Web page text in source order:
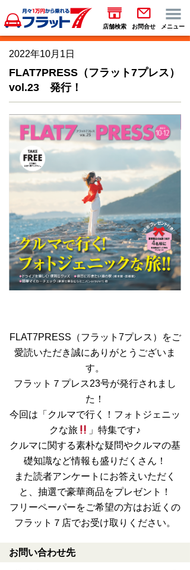
店舗検索 お問合せ メニュー
2022年10月1日
FLAT7PRESS（フラット7プレス）
vol.23 発行！
FLAT7PRESS（フラット7プレス）をご
愛読いただき誠にありがとうございま
す。
フラット７プレス23号が発行されまし
た！
今回は「クルマで行く！フォトジェニッ
クな旅
」特集です♪
クルマに関する素朴な疑問やクルマの基
礎知識など情報も盛りだくさん！
また読者アンケートにお答えいただく
と、抽選で豪華商品をプレゼント！
フリーペーパーをご希望の方はお近くの
フラット７店でお受け取りください。
お問い合わせ先